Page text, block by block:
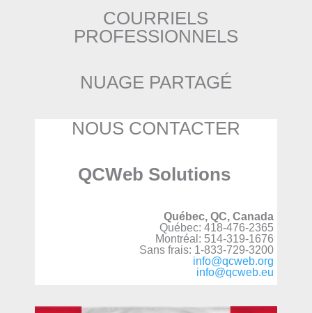
COURRIELS
PROFESSIONNELS
NUAGE PARTAGÉ
NOUS CONTACTER
QCWeb Solutions
Québec, QC, Canada
Québec: 418-476-2365
Montréal: 514-319-1676
Sans frais: 1-833-729-3200
info@qcweb.org
info@qcweb.eu